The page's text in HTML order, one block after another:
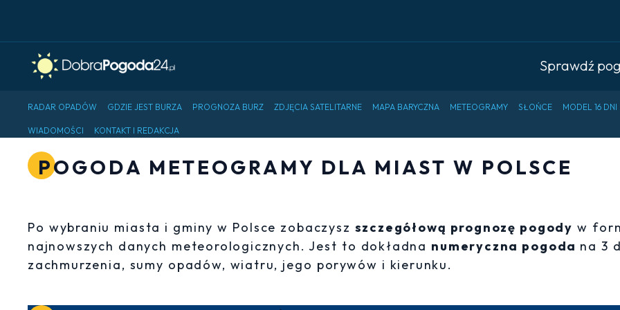
Sprawdź
RADAR OPADÓW GDZIE JEST BURZA PROGNOZA BURZ ZDJĘCIA SATELITARNE MAPA BARYCZNA METEOGRAMY SŁOŃCE MODEL 16 DNI
WIADOMOŚCI KONTAKT I REDAKCJA
POGODA METEOGRAMY DLA MIAST W POLSCE
Po wybraniu miasta i gminy w Polsce zobaczysz szczegółową prognozę pogody w
najnowszych danych meteorologicznych. Jest to dokładna numeryczna pogoda na 3
zachmurzenia, sumy opadów, wiatru, jego porywów i kierunku.